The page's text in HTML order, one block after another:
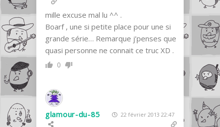
mille excuse mal lu ^^ .
Boarf , une si petite place pour une si
grande série… Remarque j’penses que
quasi personne ne connait ce truc XD .
0
glamour-du-85 22 février 2013 22:47